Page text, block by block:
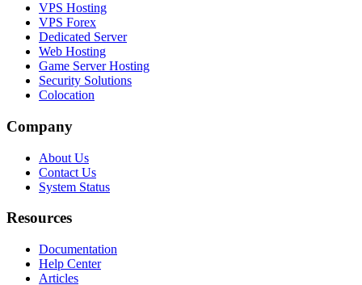
VPS Hosting
VPS Forex
Dedicated Server
Web Hosting
Game Server Hosting
Security Solutions
Colocation
Company
About Us
Contact Us
System Status
Resources
Documentation
Help Center
Articles